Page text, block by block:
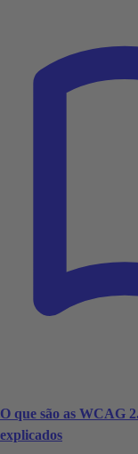
O que são as WCAG
explicados